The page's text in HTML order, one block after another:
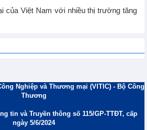
của Việt Nam với nhiều thị trường tăng
Nghiệp và Thương mại (VITIC) - Bộ Công
Thương
tin và Truyền thông số 115/GP-TTĐT, cấp
ngày 5/6/2024